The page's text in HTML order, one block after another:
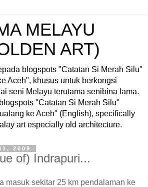
MELAYU
ART)
blogspots "Catatan Si Merah Silu"
Aceh", khusus untuk berkongsi
seni Melayu terutama senibina lama.
"Catatan Si Merah Silu"
ke Aceh" (English), specifically
art especially old architecture.
2009
of) Indrapuri...
masuk sekitar 25 km pendalaman ke